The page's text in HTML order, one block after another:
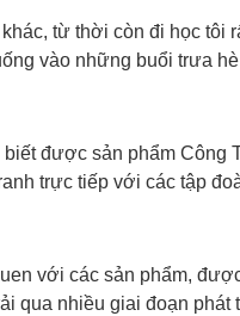
từ thời còn đi học tôi
vào những buổi trưa
được sản phẩm Công
trực tiếp với các tập
với các sản phẩm,
qua nhiều giai đoạn